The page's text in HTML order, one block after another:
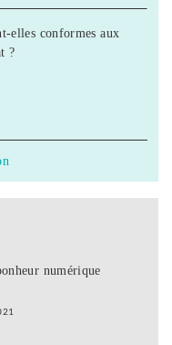
elles conformes aux
?
numérique